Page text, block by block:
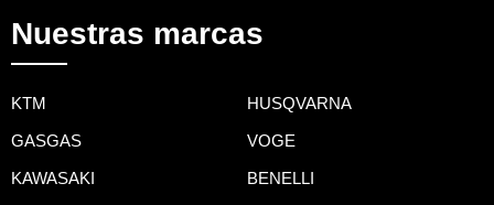
Nuestras marcas
KTM HUSQVARNA
GASGAS VOGE
KAWASAKI BENELLI